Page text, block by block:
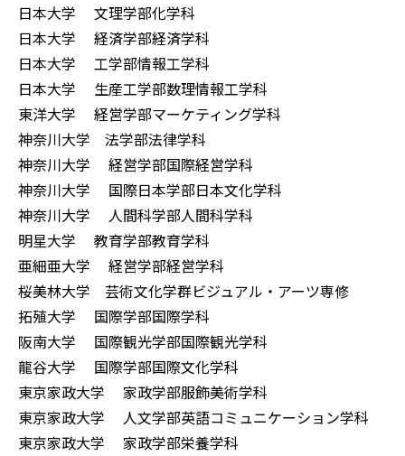
日本大学 文理学部化学科
日本大学 経済学部経済学科
日本大学 工学部情報工学科
日本大学 生産工学部数理情報工学科
東洋大学 経営学部マーケティング学科
神奈川大学 法学部法律学科
神奈川大学 経営学部国際経営学科
神奈川大学 国際日本学部日本文化学科
神奈川大学 人間科学部人間科学科
明星大学 教育学部教育学科
亜細亜大学 経営学部経営学科
桜美林大学 芸術文化学群ビジュアル・アーツ専修
拓殖大学 国際学部国際学科
阪南大学 国際観光学部国際観光学科
龍谷大学 国際学部国際文化学科
東京家政大学 家政学部服飾美術学科
東京家政大学 人文学部英語コミュニケーション学科
東京家政大学 家政学部栄養学科